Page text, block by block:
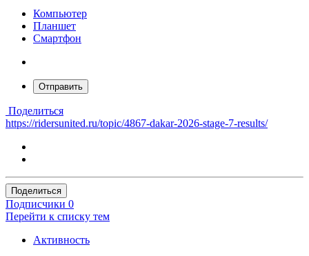
Компьютер
Планшет
Смартфон
Отправить
Поделиться
https://ridersunited.ru/topic/4867-dakar-2026-stage-7-results/
Поделиться
Подписчики 0
Перейти к списку тем
Активность